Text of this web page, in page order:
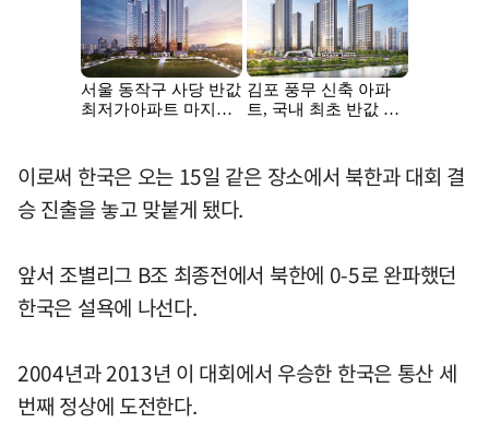
이로써 한국은 오는 15일 같은 장소에서 북한과 대회 결
승 진출을 놓고 맞붙게 됐다.
앞서 조별리그 B조 최종전에서 북한에 0-5로 완파했던
한국은 설욕에 나선다.
2004년과 2013년 이 대회에서 우승한 한국은 통산 세
번째 정상에 도전한다.